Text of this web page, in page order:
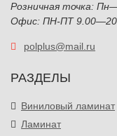
Розничная точка:
Офис: ПН-ПТ
polplus@mail.ru
РАЗДЕЛЫ
Виниловый ламинат
Ламинат